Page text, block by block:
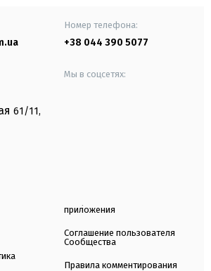
Номер телефона:
+38 044 390 5077
61/11,
Мы в соцсетях:
приложения
Соглашение пользователя
Сообщества
Правила комментирования